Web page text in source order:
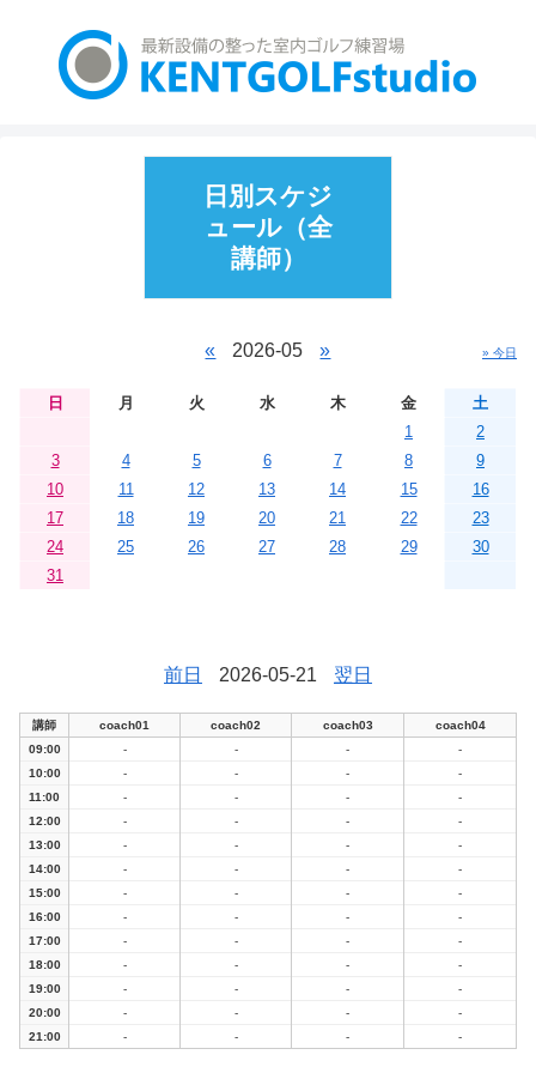
日別スケジ
ュール（全
講師）
« 2026-05 » » 今日
日 月 火 水 木 金
土
1
2
3
4 5 6 7 8
9
10
11 12 13 14 15
16
17
18 19 20 21 22
23
24
25 26 27 28 29
30
31
前日 2026-05-21 翌日
講師 coach01 coach02 coach03
coach04
09:00
- - -
-
10:00
- - -
-
11:00
- - -
-
12:00
- - -
-
13:00
- - -
-
14:00
- - -
-
15:00
- - -
-
16:00
- - -
-
17:00
- - -
-
18:00
- - -
-
19:00
- - -
-
20:00
- - -
-
21:00
- - - -